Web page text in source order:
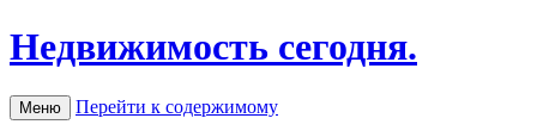
Недвижимость сегодня.
Меню Перейти к содержимому